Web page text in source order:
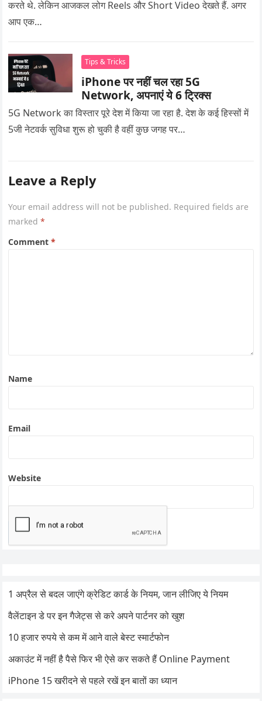
करते थे. लेकिन आजकल लोग Reels और Short Video देखते हैं. अगर
आप एक…
Tips & Tricks
iPhone पर नहीं चल रहा 5G
Network, अपनाएं ये 6 ट्रिक्स
5G Network का विस्तार पूरे देश में किया जा रहा है. देश के कई हिस्सों में
5जी नेटवर्क सुविधा शुरू हो चुकी है वहीं कुछ जगह पर…
Leave a Reply
Your email address will not be published. Required fields are
marked*
Comment*
Name
Email
Website
1 अप्रैल से बदल जाएंगे क्रेडिट कार्ड के नियम, जान लीजिए ये नियम
वैलेंटाइन डे पर इन गैजेट्स से करे अपने पार्टनर को खुश
10 हजार रुपये से कम में आने वाले बेस्ट स्मार्टफोन
अकाउंट में नहीं है पैसे फिर भी ऐसे कर सकते हैं Online Payment
iPhone 15 खरीदने से पहले रखें इन बातों का ध्यान